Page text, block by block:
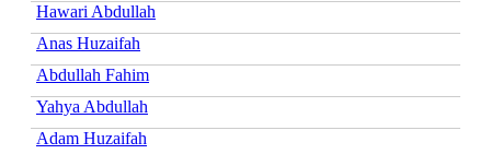
Hawari Abdullah
Anas Huzaifah
Abdullah Fahim
Yahya Abdullah
Adam Huzaifah